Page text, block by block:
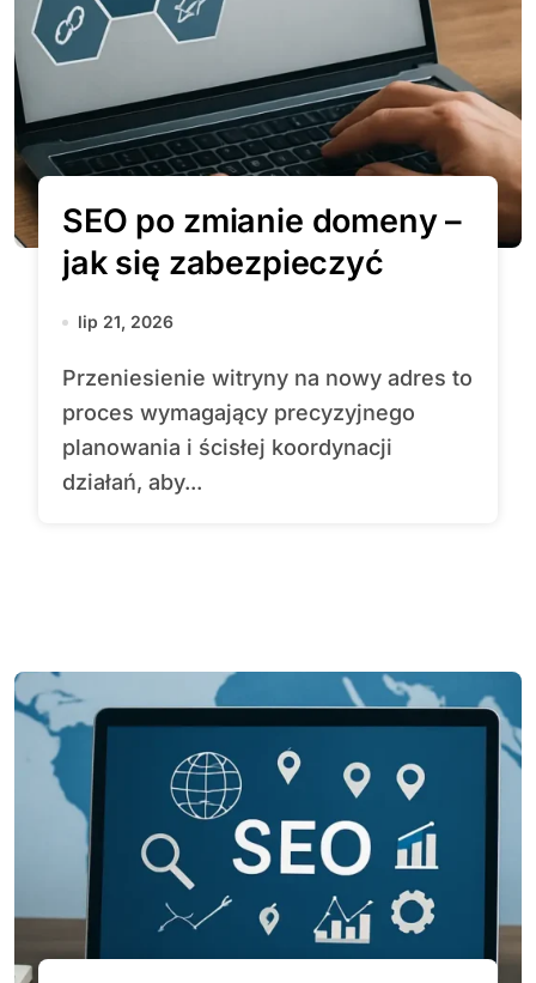
SEO po zmianie domeny –
jak się zabezpieczyć
lip 21, 2026
Przeniesienie witryny na nowy adres to
proces wymagający precyzyjnego
planowania i ścisłej koordynacji
działań, aby...